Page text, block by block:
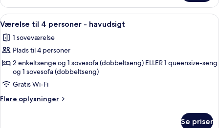
til
personer
havudsigt
Indlæs
alle
billeder
af
Værelse
4
personer
Et moderne hotelværelse med en
4
Værelse til 4 personer - havudsigt
1 soveværelse
Plads til 4 personer
2 enkeltsenge og 1 sovesofa (dobbeltseng) ELLER 1 queensize-seng
og 1 sovesofa (dobbeltseng)
Gratis Wi-Fi
Flere oplysninger
Flere
Se priser